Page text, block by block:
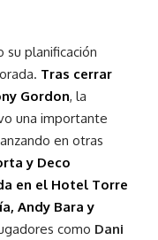
su planificación
Tras cerrar
Gordon, la
una importante
en otras
y Deco
en el Hotel Torre
Andy Bara y
como Dani